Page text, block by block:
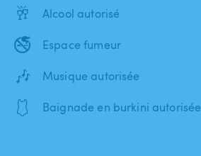
🥂 Alcool autorisé
🚭 Espace fumeur
🎶 Musique autorisée
🩱 Baignade en burkini autorisée